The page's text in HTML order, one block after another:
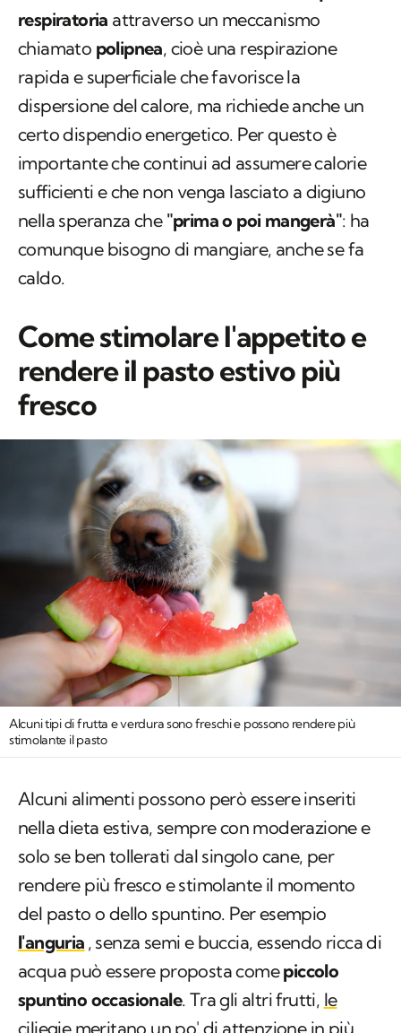
respiratoria attraverso un meccanismo
chiamato polipnea, cioè una respirazione
rapida e superficiale che favorisce la
dispersione del calore, ma richiede anche un
certo dispendio energetico. Per questo è
importante che continui ad assumere calorie
sufficienti e che non venga lasciato a digiuno
nella speranza che "prima o poi mangerà": ha
comunque bisogno di mangiare, anche se fa
caldo.
Come stimolare l'appetito e
rendere il pasto estivo più
fresco
Alcuni tipi di frutta e verdura sono freschi e possono rendere più
stimolante il pasto
Alcuni alimenti possono però essere inseriti
nella dieta estiva, sempre con moderazione e
solo se ben tollerati dal singolo cane, per
rendere più fresco e stimolante il momento
del pasto o dello spuntino. Per esempio
l'anguria , senza semi e buccia, essendo ricca di
acqua può essere proposta comepiccolo
spuntino occasionale. Tra gli altri frutti, le
ciliegie meritano un po' di attenzione in più